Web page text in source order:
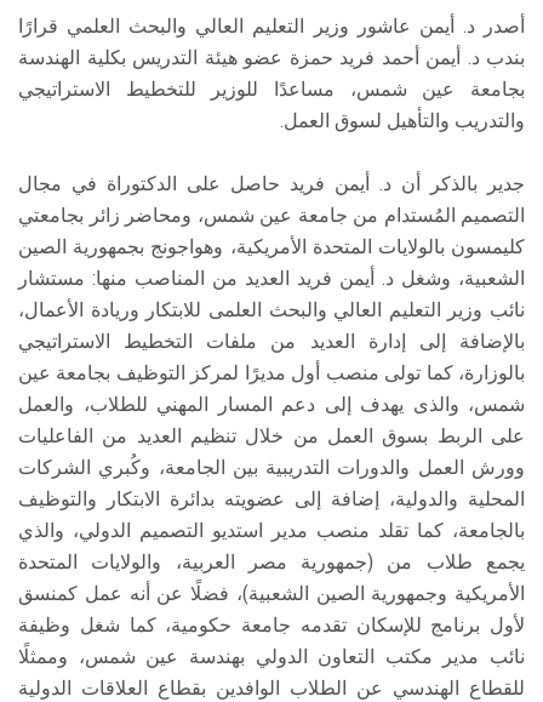
أصدر د. أيمن عاشور وزير التعليم العالي والبحث العلمي قرارًا
بندب د. أيمن أحمد فريد حمزة عضو هيئة التدريس بكلية الهندسة
بجامعة عين شمس، مساعدًا للوزير للتخطيط الاستراتيجي
والتدريب والتأهيل لسوق العمل.
جدير بالذكر أن د. أيمن فريد حاصل على الدكتوراة في مجال
التصميم المُستدام من جامعة عين شمس، ومحاضر زائر بجامعتي
كليمسون بالولايات المتحدة الأمريكية، وهواجونج بجمهورية الصين
الشعبية، وشغل د. أيمن فريد العديد من المناصب منها: مستشار
نائب وزير التعليم العالي والبحث العلمى للابتكار وريادة الأعمال،
بالإضافة إلى إدارة العديد من ملفات التخطيط الاستراتيجي
بالوزارة، كما تولى منصب أول مديرًا لمركز التوظيف بجامعة عين
شمس، والذى يهدف إلى دعم المسار المهني للطلاب، والعمل
على الربط بسوق العمل من خلال تنظيم العديد من الفاعليات
وورش العمل والدورات التدريبية بين الجامعة، وكُبري الشركات
المحلية والدولية، إضافة إلى عضويته بدائرة الابتكار والتوظيف
بالجامعة، كما تقلد منصب مدير استديو التصميم الدولي، والذي
يجمع طلاب من (جمهورية مصر العربية، والولايات المتحدة
الأمريكية وجمهورية الصين الشعبية)، فضلًا عن أنه عمل كمنسق
لأول برنامج للإسكان تقدمه جامعة حكومية، كما شغل وظيفة
نائب مدير مكتب التعاون الدولي بهندسة عين شمس، وممثلًا
للقطاع الهندسي عن الطلاب الوافدين بقطاع العلاقات الدولية